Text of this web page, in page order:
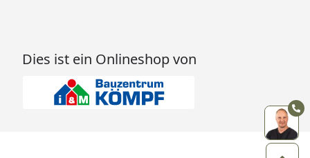
Dies ist ein Onlineshop von